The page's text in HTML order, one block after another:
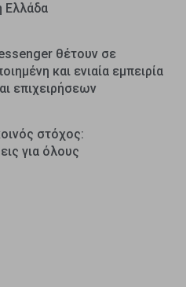
Ελλάδα
θέτουν σε
και ενιαία εμπειρία
επιχειρήσεων
στόχος:
για όλους